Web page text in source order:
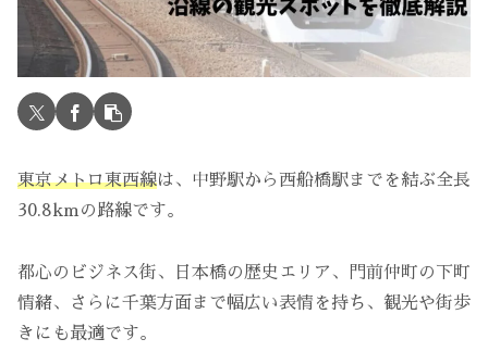
東京メトロ東西線は、中野駅から西船橋駅までを結ぶ全長
30.8kmの路線です。
都心のビジネス街、日本橋の歴史エリア、門前仲町の下町
情緒、さらに千葉方面まで幅広い表情を持ち、観光や街歩
きにも最適です。